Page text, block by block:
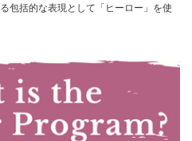
包括的な表現として「ヒーロー」を使